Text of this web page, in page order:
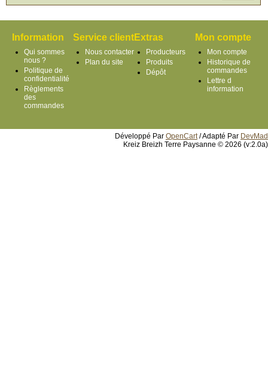
Information
Qui sommes
nous ?
Politique de
confidentialité
Règlements
des
commandes
Service client
Nous contacter
Plan du site
Extras
Producteurs
Produits
Dépôt
Mon compte
Mon compte
Historique de
commandes
Lettre d
information
Développé Par OpenCart / Adapté Par DevMad
Kreiz Breizh Terre Paysanne © 2026 (v:2.0a)